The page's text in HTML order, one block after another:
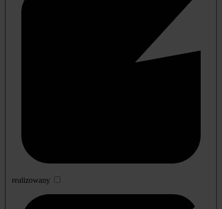
realizowany